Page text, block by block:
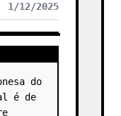
1/12/2025
do
é de